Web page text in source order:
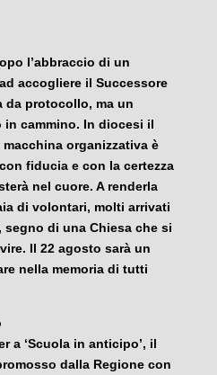
l’abbraccio di un
accogliere il Successore
da protocollo, ma un
cammino. In diocesi il
organizzativa è
fiducia e con la certezza
nel cuore. A renderla
di volontari, molti arrivati
di una Chiesa che si
Il 22 agosto sarà un
nella memoria di tutti
a ‘Scuola in anticipo’, il
dalla Regione con